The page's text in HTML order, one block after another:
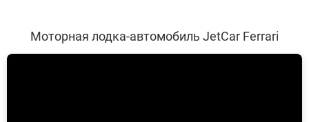
Моторная лодка-автомобиль JetCar Ferrari